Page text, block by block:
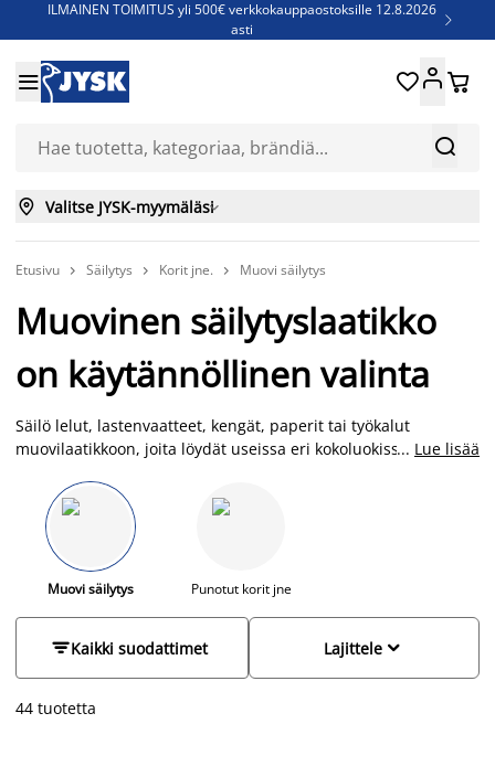
ILMAINEN TOIMITUS yli 500€ verkkokauppaostoksille 12.8.2026
asti

Jenkkisänkyjä - Säästä jopa 60%


 
 Valitse JYSK-myymäläsi
Etusivu  Säilytys  Korit jne.  Muovi säilytys
Muovinen säilytyslaatikko
on käytännöllinen valinta
Säilö lelut, lastenvaatteet, kengät, paperit tai työkalut
muovilaatikkoon, joita löydät useissa eri kokoluokissa kannella
on todella käytännöllinen ratkaisu myös muuttolaatikoksi.
Pieneen tilaan sopii taas mainiosti muovinen, matala
sängynaluslaatikko, jonka saa helposti piiloon. Pinottavat
muovikorit ovat käteviä pitämään pienet tavarat
järjestyksessä.
... Lue lisää
Muovi säilytys Punotut korit jne
Kaikki suodattimet 
Lajittele
44 tuotetta